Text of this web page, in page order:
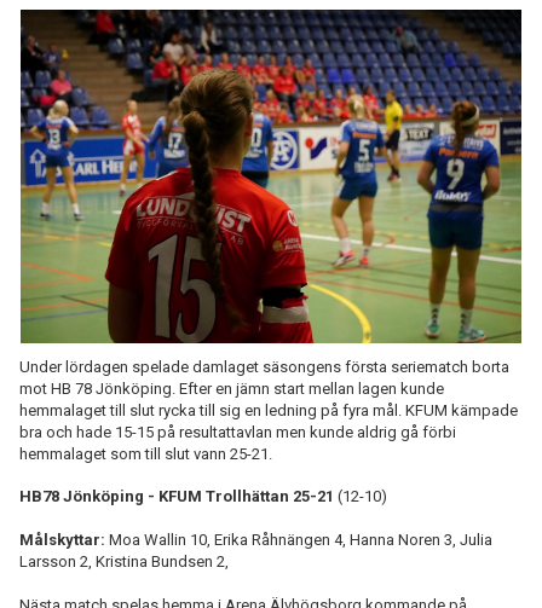
DOKUMENT
KONTAKT
MATCHER
STATISTIK
Under lördagen spelade damlaget säsongens första seriematch borta
mot HB 78 Jönköping. Efter en jämn start mellan lagen kunde
hemmalaget till slut rycka till sig en ledning på fyra mål. KFUM kämpade
bra och hade 15-15 på resultattavlan men kunde aldrig gå förbi
hemmalaget som till slut vann 25-21.
HB78 Jönköping - KFUM Trollhättan 25-21 (12-10)
Målskyttar: Moa Wallin 10, Erika Råhnängen 4, Hanna Noren 3, Julia
Larsson 2, Kristina Bundsen 2,